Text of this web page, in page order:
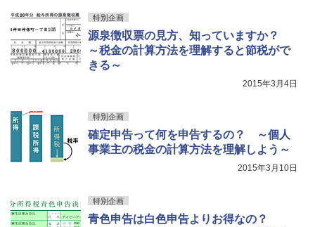
特別企画
源泉徴収票の見方、知っていますか？
～税金の計算方法を理解すると節税がで
きる～
2015年3月4日
特別企画
確定申告って何を申告するの？ ～個人
事業主の税金の計算方法を理解しよう～
2015年3月10日
特別企画
青色申告は白色申告よりお得なの？